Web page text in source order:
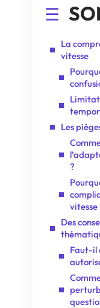
La
vitesse
Les
?
vitesse
Des
Faut-il